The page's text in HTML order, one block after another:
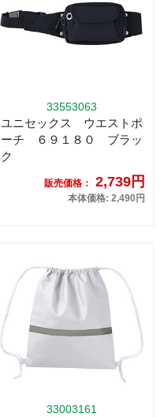
33553063
ユニセックス ウエストポ
ーチ ６９１８０ ブラッ
ク
販売価格： 2,739円
本体価格: 2,490円
33003161